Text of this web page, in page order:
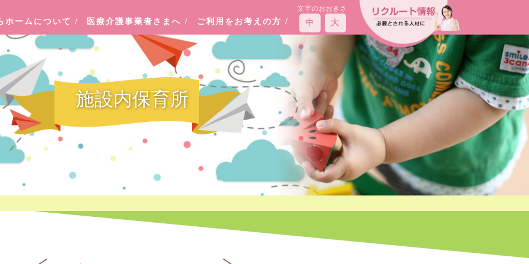
施設内保育所
ホームについて/ 医療介護事業者さまへ/ ご利用をお考えの方/
文字のおおきさ
中 大